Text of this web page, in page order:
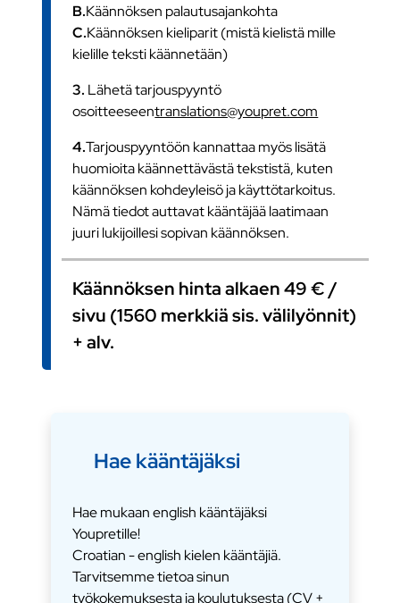
B.Käännöksen palautusajankohta
C.Käännöksen kieliparit (mistä kielistä mille
kielille teksti käännetään)
3. Lähetä tarjouspyyntö
osoitteeseentranslations@youpret.com
4.Tarjouspyyntöön kannattaa myös lisätä
huomioita käännettävästä tekstistä, kuten
käännöksen kohdeyleisö ja käyttötarkoitus.
Nämä tiedot auttavat kääntäjää laatimaan
juuri lukijoillesi sopivan käännöksen.
Käännöksen hinta alkaen 49 € /
sivu (1560 merkkiä sis. välilyönnit)
+ alv.
Hae kääntäjäksi
Hae mukaan english kääntäjäksi
Youpretille!
Croatian - english kielen kääntäjiä.
Tarvitsemme tietoa sinun
työkokemuksesta ja koulutuksesta (CV +